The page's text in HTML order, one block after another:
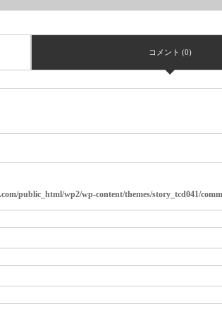
コメント (0)
public_html/wp2/wp-content/themes/story_tcd041/